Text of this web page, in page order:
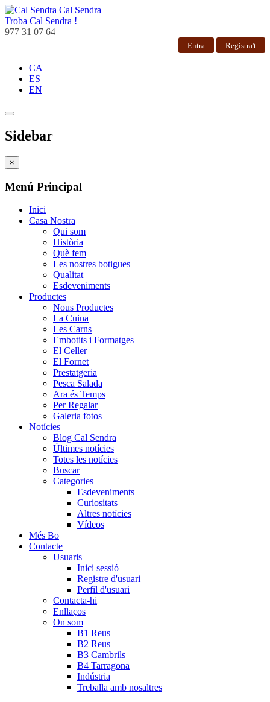
Cal Sendra
Troba Cal Sendra !
977 31 07 64
Entra Registra't
CA
ES
EN
Sidebar
×
Menú Principal
Inici
Casa Nostra
Qui som
Història
Què fem
Les nostres botigues
Qualitat
Esdeveniments
Productes
Nous Productes
La Cuina
Les Carns
Embotits i Formatges
El Celler
El Fornet
Prestatgeria
Pesca Salada
Ara és Temps
Per Regalar
Galeria fotos
Notícies
Blog Cal Sendra
Últimes notícies
Totes les notícies
Buscar
Categories
Esdeveniments
Curiositats
Altres notícies
Vídeos
Més Bo
Contacte
Usuaris
Inici sessió
Registre d'usuari
Perfil d'usuari
Contacta-hi
Enllaços
On som
B1 Reus
B2 Reus
B3 Cambrils
B4 Tarragona
Indústria
Treballa amb nosaltres